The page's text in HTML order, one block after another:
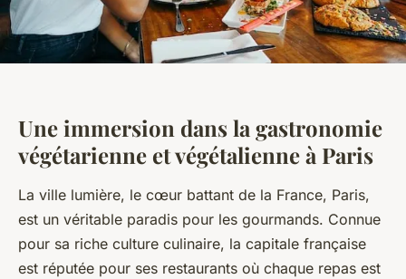
Une immersion dans la gastronomie
végétarienne et végétalienne à Paris
La ville lumière, le cœur battant de la France, Paris,
est un véritable paradis pour les gourmands. Connue
pour sa riche culture culinaire, la capitale française
est réputée pour ses restaurants où chaque repas est